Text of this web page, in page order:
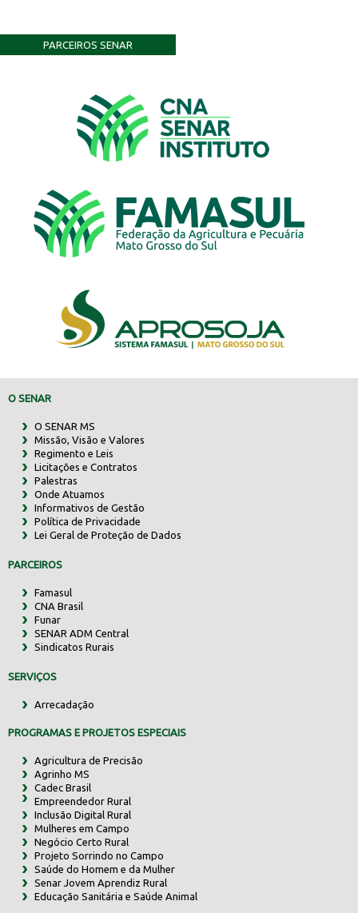
PARCEIROS SENAR
O SENAR
O SENAR MS
Missão, Visão e Valores
Regimento e Leis
Licitações e Contratos
Palestras
Onde Atuamos
Informativos de Gestão
Política de Privacidade
Lei Geral de Proteção de Dados
PARCEIROS
Famasul
CNA Brasil
Funar
SENAR ADM Central
Sindicatos Rurais
SERVIÇOS
Arrecadação
PROGRAMAS E PROJETOS ESPECIAIS
Agricultura de Precisão
Agrinho MS
Cadec Brasil
Empreendedor Rural
Inclusão Digital Rural
Mulheres em Campo
Negócio Certo Rural
Projeto Sorrindo no Campo
Saúde do Homem e da Mulher
Senar Jovem Aprendiz Rural
Educação Sanitária e Saúde Animal